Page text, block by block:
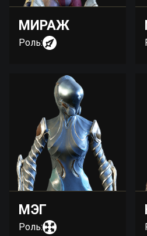
МИРАЖ
Роль:
МЭГ
Роль: